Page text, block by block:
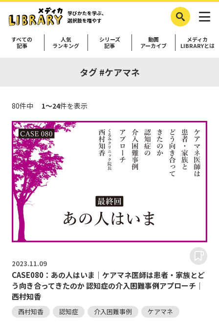
学びかたを学ぶ、
選択肢を増やす
すべての
記事
人気
ランキング
シリーズ
記事
動画
アーカイブ
メディカ
LIBRARYとは
タグ #ケアマネ
80件中 1～24件を表示
2023.11.09
CASE080：あの人はいま｜ケアマネ医師は患者・家族とど
う向き合ってきたのか 認知症の介入困難事例アプローチ｜
西村知香
西村知香 認知症 介入困難事例 ケアマネ